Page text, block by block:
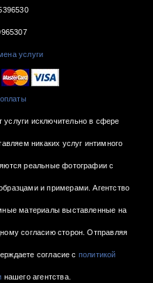
услуги
услуги исключительно в сфере
никаких услуг интимного
реальные фотографии с
и примерами. Агентство
материалы выставленные на
согласию сторон. Отправляя
согласие с политикой
нашего агентства.